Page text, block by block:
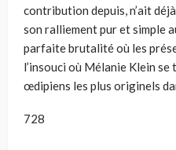
contribution depuis, n’ait
son ralliement pur et simple
parfaite brutalité où les
l’insouci où Mélanie Klein
œdipiens les plus originels
728